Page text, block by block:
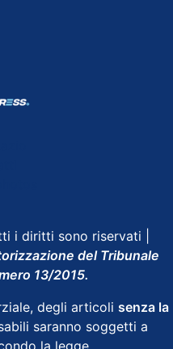
i diritti sono riservati |
del Tribunale
13/2015.
degli articoli senza la
saranno soggetti a
la legge.